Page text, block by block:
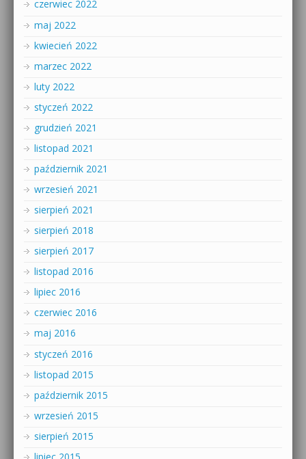
czerwiec 2022
maj 2022
kwiecień 2022
marzec 2022
luty 2022
styczeń 2022
grudzień 2021
listopad 2021
październik 2021
wrzesień 2021
sierpień 2021
sierpień 2018
sierpień 2017
listopad 2016
lipiec 2016
czerwiec 2016
maj 2016
styczeń 2016
listopad 2015
październik 2015
wrzesień 2015
sierpień 2015